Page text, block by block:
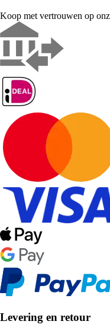
Koop met vertrouwen op
Levering en retour